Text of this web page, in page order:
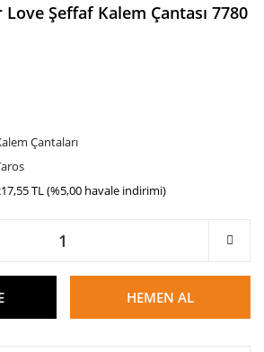
Şeffaf Kalem Çantası 7780
Çantaları
TL (%5,00 havale indirimi)
HEMEN AL